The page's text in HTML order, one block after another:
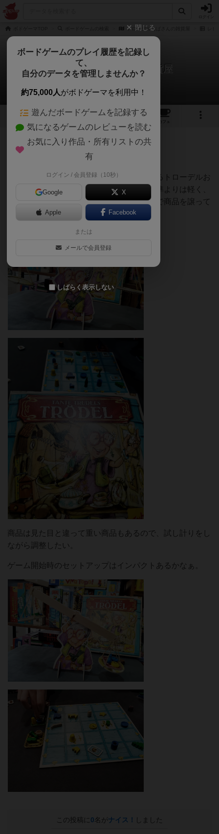
トローデルおばさんの雑貨屋
トローデルおばさんの雑貨屋
うらまこさんのレビュー
1 2
カフェ
131名 0名 0 約1ヶ月前
「まだ、量るかい？」って、強キャラ感あるトローデルお
ばさんは、店にある商品を天秤にのせて基準よりは軽く、
他の客より重くできたプレイヤーにはタダで商品を譲って
くれます。
商品は見た目と違って重い商品もあるので、試し計りをし
ながら調整したい。
ゲーム開始時のセットアップはインパクトあるかなぁ。
この投稿に 0名がナイス！ しました
閉じる
ボードゲームのプレイ履歴を記録し
て、
自分のデータを管理しませんか？
約75,000人がボドゲーマを利用中！
遊んだボードゲームを記録する
気になるゲームのレビューを読む
お気に入り作品・所有リストの共
有
ログイン / 会員登録（10秒）
Google X
Apple Facebook
または
メールで会員登録
しばらく表示しない